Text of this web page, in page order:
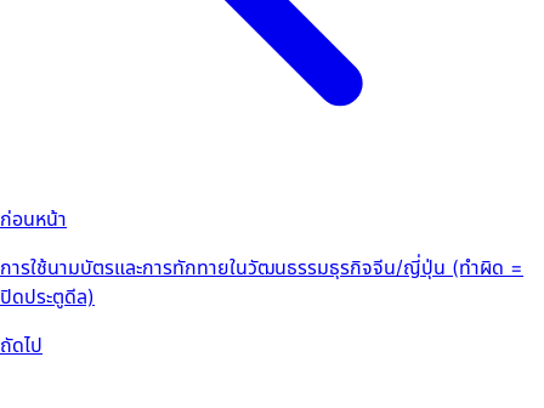
ก่อนหน้า
การใช้นามบัตรและการทักทายในวัฒนธรรมธุรกิจจีน/ญี่ปุ่น (ทำผิด =
ปิดประตูดีล)
ถัดไป